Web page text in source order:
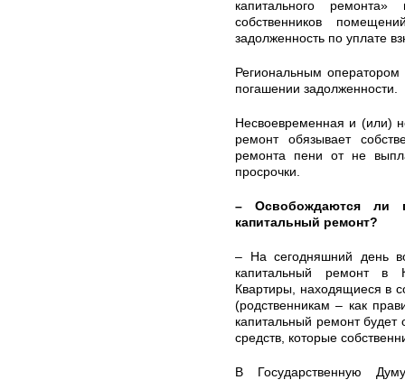
капитального
собственников
задолженность по уплате
Региональным
погашении задолженности.
Несвоевременная и (или)
ремонт обязывает
ремонта пени от не
просрочки.
– Освобождаются ли
капитальный ремонт?
– На сегодняшний день
капитальный ремонт в
Квартиры, находящиеся в
(родственникам – как
капитальный ремонт будет
средств, которые
В Государственную